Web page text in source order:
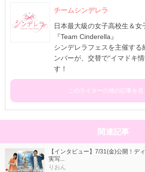
チームシンデレラ
日本最大級の女子高校生＆女
『Team Cinderella』
シンデレラフェスを主催する
ンバーが、交替で“イマドキ
す！
このライターの他の記事を見
関連記事
【インタビュー】7/31(金)公開！デ
実写...
りおん